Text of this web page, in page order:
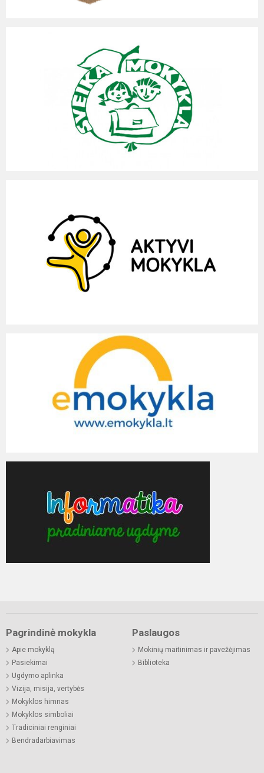
Pagrindinė mokykla
Apie mokyklą
Pasiekimai
Ugdymo aplinka
Vizija, misija, vertybės
Mokyklos himnas
Mokyklos simboliai
Tradiciniai renginiai
Bendradarbiavimas
Paslaugos
Mokinių maitinimas ir pavežėjimas
Biblioteka